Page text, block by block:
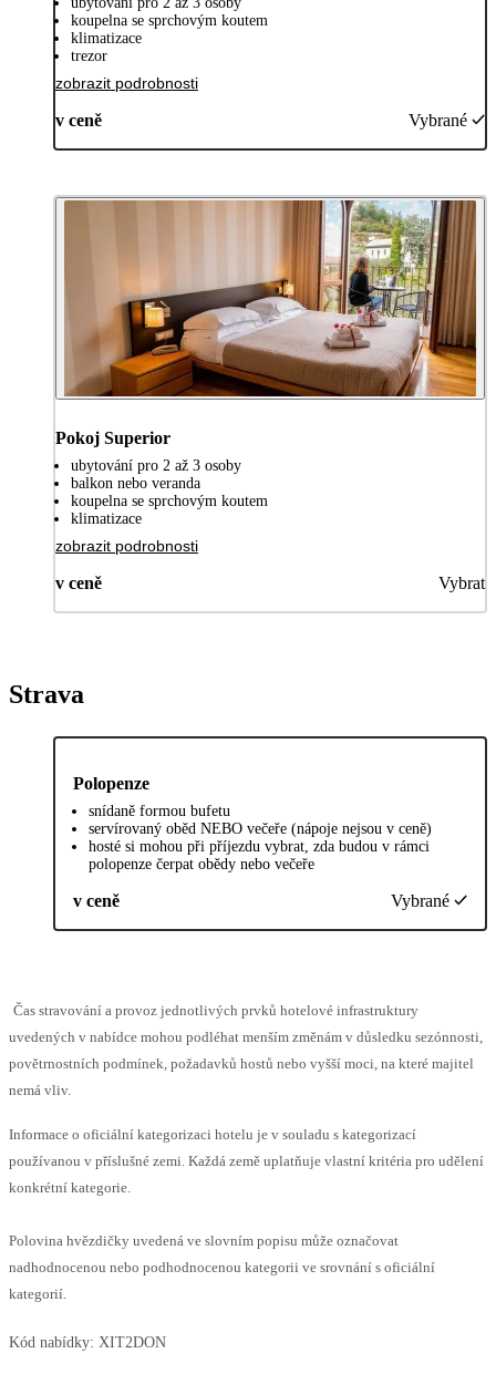
koupelna se sprchovým koutem
klimatizace
trezor
zobrazit podrobnosti
v ceně Vybrané
Pokoj Superior
ubytování pro 2 až 3 osoby
balkon nebo veranda
koupelna se sprchovým koutem
klimatizace
zobrazit podrobnosti
v ceně Vybrat
Strava
Polopenze
snídaně formou bufetu
servírovaný oběd NEBO večeře (nápoje nejsou v ceně)
hosté si mohou při příjezdu vybrat, zda budou v rámci
polopenze čerpat obědy nebo večeře
v ceně Vybrané
Čas stravování a provoz jednotlivých prvků hotelové infrastruktury
uvedených v nabídce mohou podléhat menším změnám v důsledku sezónnosti,
povětrnostních podmínek, požadavků hostů nebo vyšší moci, na které majitel
nemá vliv.
Informace o oficiální kategorizaci hotelu je v souladu s kategorizací
používanou v příslušné zemi. Každá země uplatňuje vlastní kritéria pro udělení
konkrétní kategorie.
Polovina hvězdičky uvedená ve slovním popisu může označovat
nadhodnocenou nebo podhodnocenou kategorii ve srovnání s oficiální
kategorií.
Kód nabídky: XIT2DON